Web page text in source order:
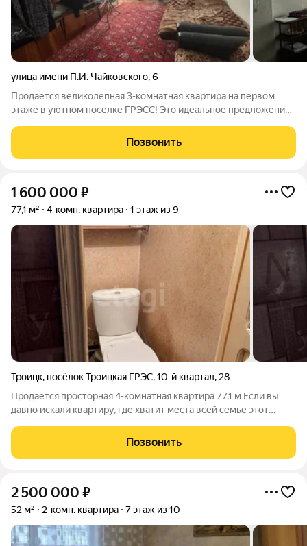
улица имени П.И. Чайковского,6
Продается великолепная 3-комнатная квартира на первом
этаже в уютном поселке ГРЭСС! Это идеальное предложение
продуманной планировкой: все комнаты раздельные, что
обеспечивает максимальное
Позвонить
1 600 000 ₽
77,1 м² 4-комн. квартира 1 этаж из 9
Троицк, посёлок Троицкая ГРЭС,10-й квартал, 28
Продаётся просторная 4-комнатная квартира 77,1 м Если вы
давно искали квартиру, где хватит места всей семье этот
комнатную квартиру улучшенной планировки общей
площадью 77,1 м. Удобный 1 этаж из
Позвонить
2 500 000 ₽
52 м² 2-комн. квартира 7 этаж из 10